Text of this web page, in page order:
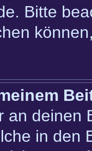
Bitte
an deinen
in den